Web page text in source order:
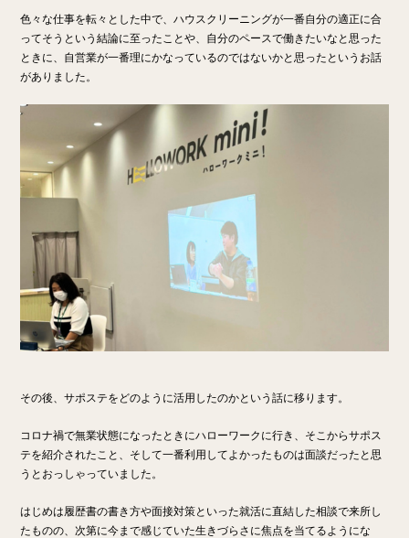
色々な仕事を転々とした中で、ハウスクリーニングが一番自分の適正に合
ってそうという結論に至ったことや、自分のペースで働きたいなと思った
ときに、自営業が一番理にかなっているのではないかと思ったというお話
がありました。
その後、サポステをどのように活用したのかという話に移ります。
コロナ禍で無業状態になったときにハローワークに行き、そこからサポス
テを紹介されたこと、そして一番利用してよかったものは面談だったと思
うとおっしゃっていました。
はじめは履歴書の書き方や面接対策といった就活に直結した相談で来所し
たものの、次第に今まで感じていた生きづらさに焦点を当てるようにな